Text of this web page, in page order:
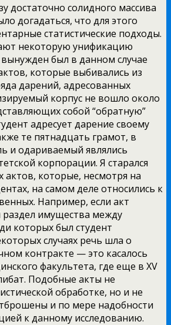
достаточно солидного массива
догадаться, что для этого
статистические подходы.
некоторую унификацию
был в данном случае
которые выбивались из
дарений, адресованных
корпус не вошло около
собой “обратную”
адресует дарение своему
те пятнадцать грамот, в
и одариваемый являлись
корпорации. Я старался
актов, которые, несмотря на
на самом деле относились к
Например, если акт
раздел имущества между
которых был студент
случаях речь шла о
контракте — это касалось
факультета, где еще в XV
Подобные акты не
обработке, но и не
и по мере надобности
к данному исследованию.